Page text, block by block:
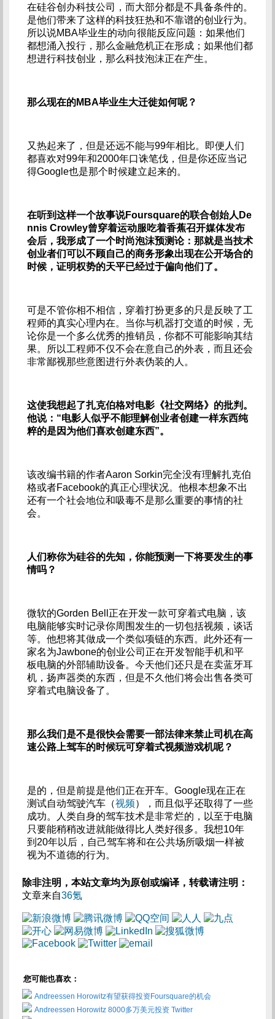
在硅谷创办科技公司，而大部分都是不具备条件的。
是他们带来了这样的科技狂热和不靠谱的创业行为。
所以说MBA毕业生的动向很能反应问题：如果他们
都想涌入投行，那么金融危机正在形成；如果他们都
想进行科技创业，那么科技泡沫正在产生。
那么现在的MBA毕业生大迁徙如何呢？
又热起来了，但是还远不能与99年相比。即便人们
都喜欢对99年和2000年口诛笔伐，但是你还应当记
得Google也是那个时候建立起来的。
在听到这样一个故事说Foursquare的联合创始人De
nnis Crowley曾穿着运动服吃着香蕉召开媒体发布
会后，我形成了一个时尚泡沫预测论：那就是当技术
创业者们可以不顾自己的商务形象出现在公开场合的
时候，证明权势的天平已经过于偏向他们了。
可是不管你相不相信，穿着打扮更多的只是反映了工
程师的真实心理内在。当你与机器打交道的时候，无
论你是一个多么优秀的推销员，你都不可能影响其结
果。所以工程师不仅不会在意自己的外表，而且还会
非常鄙视那些意图进行外表伪装的人。
这使我想起了扎克伯格对电影《社交网络》的批判。
他说：“电影人似乎不能理解创业者创建一样东西纯
粹的是因为他们喜欢创建东西”。
该改编书籍的作者Aaron Sorkin完全没有理解扎克伯
格或者Facebook的真正心理状况。他根本想象不出
还有一个社会地位和吸毒不是那么重要的事情的社
会。
人们称你为硅谷的先知，你能预测一下将要发生的事
情吗？
微软的Gorden Bell正在开发一款可穿着式电脑，该
电脑能够实时记录你周围发生的一切包括视频，谈话
等。他想将其做成一个类似项链的东西。此外还有一
家名为Jawbone的创业公司正在开发智能手机和平
板电脑的外部辅助设备。今天他们还只是在卖蓝牙耳
机，扬声器类的东西，但是不久他们将会出售各类可
穿着式电脑设备了。
那么我们是不是很快会需要一部法律来禁止司机在高
速公路上驾车的时候玩可穿着式视频游戏机呢？
是的，但是前提是他们正在开车。Google现在正在
测试自动驾驶汽车（视频），而且似乎还取得了一些
成功。人类自身的驾车技术是非常烂的，以至于电脑
只要能稍稍改进就能做得比人类好很多。我想10年
到20年以后，自己驾车将和在公共场所吸烟一样被
视为不道德的行为。
除非注明，本站文章均为原创或编译，转载请注明：
文章来自36氪
您可能也喜欢：
Andreessen Horowitz有望获得投资Foursquare的机会
Andreessen Horowitz 8000多万美元投资 Twitter